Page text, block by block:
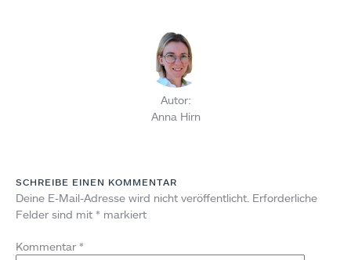
Autor:
Anna Hirn
SCHREIBE EINEN KOMMENTAR
Deine E-Mail-Adresse wird nicht veröffentlicht. Erforderliche
Felder sind mit * markiert
Kommentar *